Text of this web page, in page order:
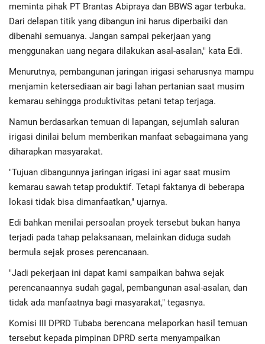
meminta pihak PT Brantas Abipraya dan BBWS agar terbuka.
Dari delapan titik yang dibangun ini harus diperbaiki dan
dibenahi semuanya. Jangan sampai pekerjaan yang
menggunakan uang negara dilakukan asal-asalan," kata Edi.
Menurutnya, pembangunan jaringan irigasi seharusnya mampu
menjamin ketersediaan air bagi lahan pertanian saat musim
kemarau sehingga produktivitas petani tetap terjaga.
Namun berdasarkan temuan di lapangan, sejumlah saluran
irigasi dinilai belum memberikan manfaat sebagaimana yang
diharapkan masyarakat.
"Tujuan dibangunnya jaringan irigasi ini agar saat musim
kemarau sawah tetap produktif. Tetapi faktanya di beberapa
lokasi tidak bisa dimanfaatkan," ujarnya.
Edi bahkan menilai persoalan proyek tersebut bukan hanya
terjadi pada tahap pelaksanaan, melainkan diduga sudah
bermula sejak proses perencanaan.
"Jadi pekerjaan ini dapat kami sampaikan bahwa sejak
perencanaannya sudah gagal, pembangunan asal-asalan, dan
tidak ada manfaatnya bagi masyarakat," tegasnya.
Komisi III DPRD Tubaba berencana melaporkan hasil temuan
tersebut kepada pimpinan DPRD serta menyampaikan